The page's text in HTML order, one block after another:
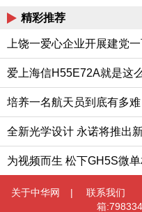
精彩推荐
上饶一爱心企业开展建党
爱上海信H55E72A就是这
培养一名航天员到底有多难
全新光学设计 永诺将推出
为视频而生 松下GH5S微
关于中华网 | 联系我们
箱